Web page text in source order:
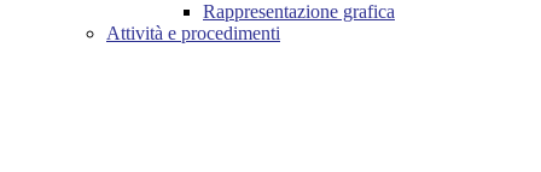
Rappresentazione grafica
Attività e procedimenti